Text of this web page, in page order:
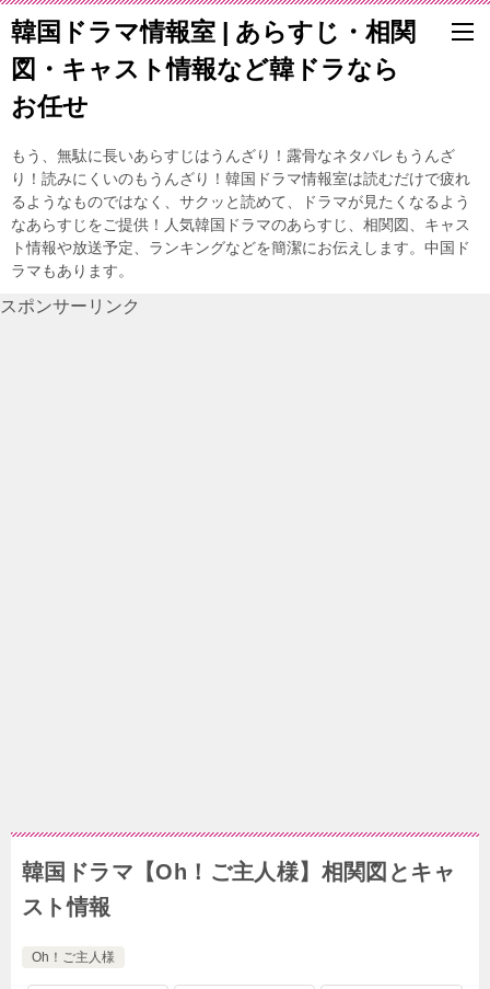
韓国ドラマ情報室 | あらすじ・相関
図・キャスト情報など韓ドラなら
お任せ
もう、無駄に長いあらすじはうんざり！露骨なネタバレもうんざ
り！読みにくいのもうんざり！韓国ドラマ情報室は読むだけで疲れ
るようなものではなく、サクッと読めて、ドラマが見たくなるよう
なあらすじをご提供！人気韓国ドラマのあらすじ、相関図、キャス
ト情報や放送予定、ランキングなどを簡潔にお伝えします。中国ド
ラマもあります。
スポンサーリンク
韓国ドラマ【Oh！ご主人様】相関図とキャ
スト情報
Oh！ご主人様